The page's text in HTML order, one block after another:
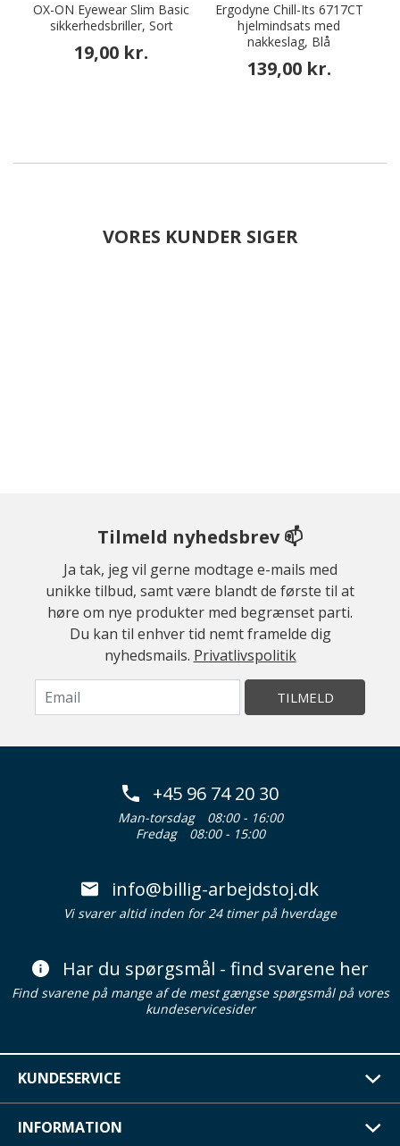
OX-ON Eyewear Slim Basic
sikkerhedsbriller, Sort
19,00 kr.
Ergodyne Chill-Its 6717CT
hjelmindsats med
nakkeslag, Blå
139,00 kr.
VORES KUNDER SIGER
Tilmeld nyhedsbrev 📫
Ja tak, jeg vil gerne modtage e-mails med
unikke tilbud, samt være blandt de første til at
høre om nye produkter med begrænset parti.
Du kan til enhver tid nemt framelde dig
nyhedsmails. Privatlivspolitik
TILMELD
+45 96 74 20 30
Man-torsdag
08:00 - 16:00
Fredag
08:00 - 15:00
info@billig-arbejdstoj.dk
Vi svarer altid inden for 24 timer på hverdage
Har du spørgsmål - find svarene her
Find svarene på mange af de mest gængse spørgsmål på vores
kundeservicesider
KUNDESERVICE
INFORMATION